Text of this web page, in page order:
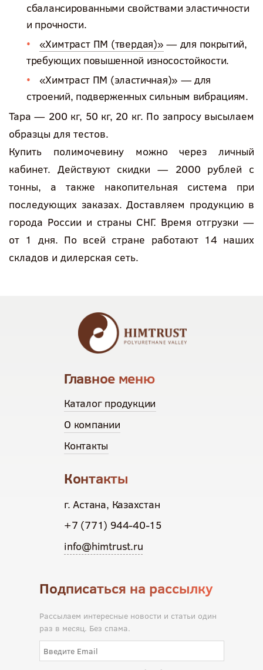
сбалансированными свойствами эластичности
и прочности.
«Химтраст ПМ (твердая)» — для покрытий,
требующих повышенной износостойкости.
«Химтраст ПМ (эластичная)» — для
строений, подверженных сильным вибрациям.
Тара — 200 кг, 50 кг, 20 кг. По запросу высылаем
образцы для тестов.
Купить полимочевину можно через личный
кабинет. Действуют скидки — 2000 рублей с
тонны, а также накопительная система при
последующих заказах. Доставляем продукцию в
города России и страны СНГ. Время отгрузки —
от 1 дня. По всей стране работают 14 наших
складов и дилерская сеть.
Главное меню
Каталог продукции
О компании
Контакты
Контакты
г. Астана, Казахстан
+7 (771) 944-40-15
info@himtrust.ru
Подписаться на рассылку
Рассылаем интересные новости и статьи один
раз в месяц. Без спама.